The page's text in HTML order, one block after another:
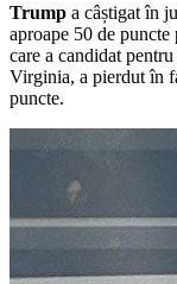
Trump a câștigat în
aproape 50 de
care a candidat
Virginia, a pierdut în
puncte.